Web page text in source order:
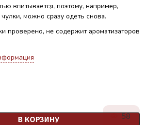
впитывается, поэтому, например,
можно сразу одеть снова.
проверено, не содержит ароматизаторов
В КОРЗИНУ 58